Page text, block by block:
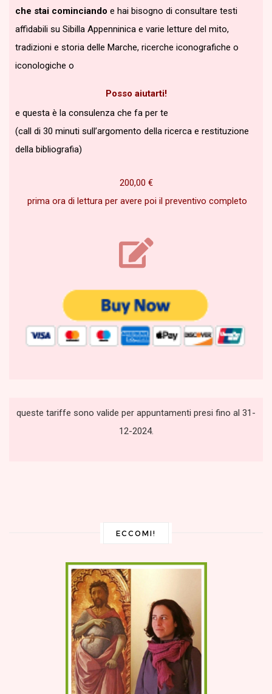
che stai cominciando e hai bisogno di consultare testi
affidabili su Sibilla Appenninica e varie letture del mito,
tradizioni e storia delle Marche, ricerche iconografiche o
iconologiche o
Posso aiutarti!
e questa è la consulenza che fa per te
(call di 30 minuti sull’argomento della ricerca e restituzione
della bibliografia)
200,00 €
prima ora di lettura per avere poi il preventivo completo
queste tariffe sono valide per appuntamenti presi fino al 31-
12-2024.
ECCOMI!